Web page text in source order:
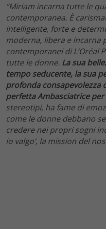
“Miriam incarna tutte le
contemporanea. È
intelligente, forte e
moderna, libera e incarna
contemporanei di L’Oréal
tutte le donne. La sua
tempo seducente, la sua
profonda consapevolezza
perfetta Ambasciatrice
stereotipi, ha fame di
come le donne debbano
credere nei propri sogni
io valgo’, la mission del